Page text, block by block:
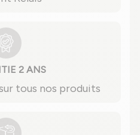
2 ANS
tous nos produits